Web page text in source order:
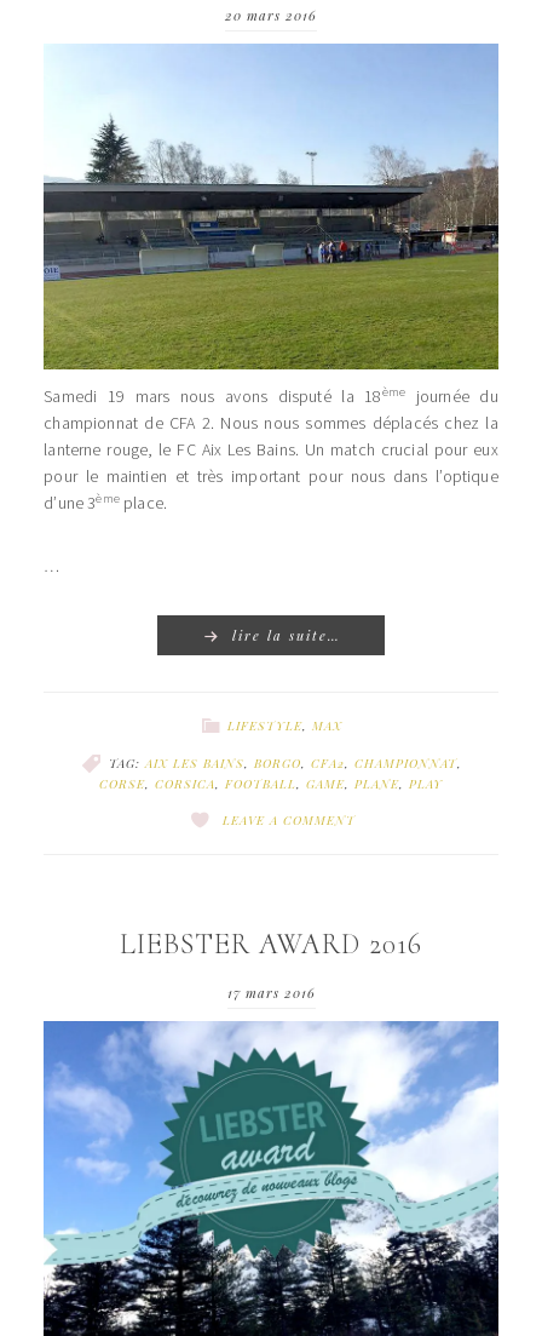
20 mars 2016
Samedi 19 mars nous avons disputé la 18ème
journée du
championnat de CFA 2. Nous nous sommes déplacés chez la
lanterne rouge, le FC Aix Les Bains. Un match crucial pour eux
pour le maintien et très important pour nous dans l’optique
d’une 3èmeplace.
…
lire la suite…
LIFESTYLE, MAX
TAG:AIX LES BAINS, BORGO, CFA2, CHAMPIONNAT,
CORSE, CORSICA, FOOTBALL, GAME, PLANE, PLAY
LEAVE A COMMENT
LIEBSTER AWARD 2016
17 mars 2016